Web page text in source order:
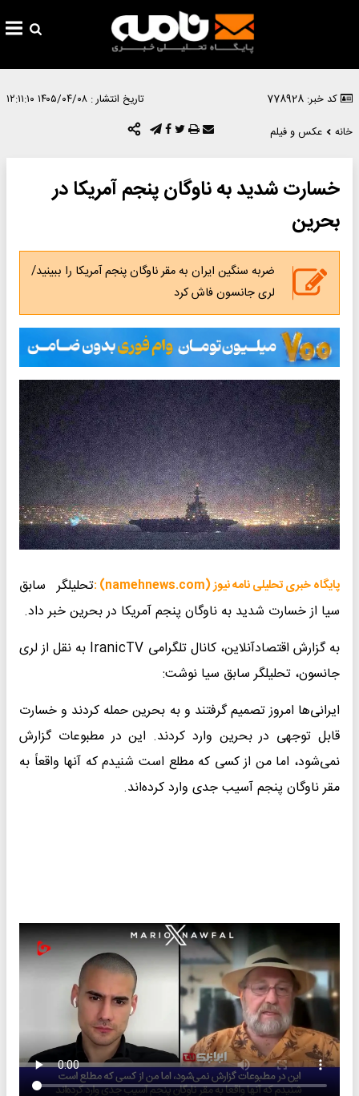
کد خبر: 778928 تاریخ انتشار : ۱۴۰۵/۰۴/۰۸ ۱۲:۱۱:۱۰
خانه
عکس و فیلم
خسارت شدید به ناوگان پنجم آمریکا در
بحرین
ضربه سنگین ایران به مقر ناوگان پنجم آمریکا را ببینید/
لری جانسون فاش کرد
پایگاه خبری تحلیلی نامه نیوز (namehnews.com) :
تحلیلگر سابق
سیا از خسارت شدید به ناوگان پنجم آمریکا در بحرین خبر داد.
به گزارش اقتصادآنلاین، کانال تلگرامی IranicTV به نقل از لری
جانسون، تحلیلگر سابق سیا نوشت:
ایرانی‌ها امروز تصمیم گرفتند و به بحرین حمله کردند و خسارت
قابل توجهی در بحرین وارد کردند. این در مطبوعات گزارش
نمی‌شود، اما من از کسی که مطلع است شنیدم که آنها واقعاً به
مقر ناوگان پنجم آسیب جدی وارد کرده‌اند.